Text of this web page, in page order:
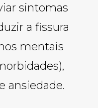
sintomas
a fissura
mentais
ansiedade.